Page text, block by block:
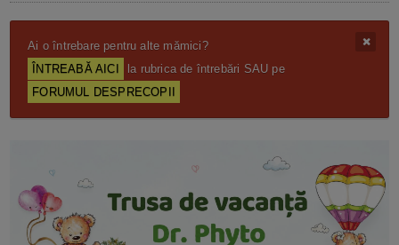
Ai o întrebare pentru alte mămici?
ÎNTREABĂ AICI
la rubrica de întrebări SAU pe
FORUMUL DESPRECOPII